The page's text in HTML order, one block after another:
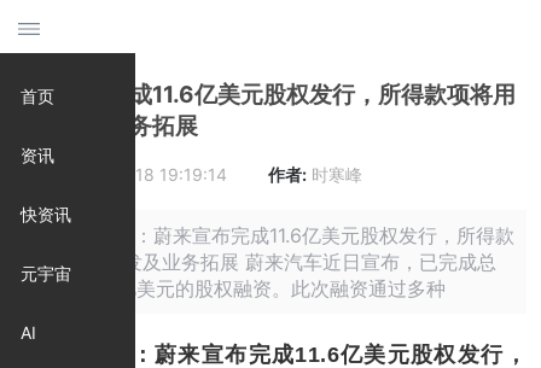
首页
资讯
快资讯
元宇宙
AI
蔚来宣布完成11.6亿美元股权发行，所得款项将用
于研发及业务拓展
2025-09-18 19:19:14 作者: 时寒峰
摘要: 原标题：蔚来宣布完成11.6亿美元股权发行，所得款
项将用于研发及业务拓展 蔚来汽车近日宣布，已完成总
规模达11.6亿美元的股权融资。此次融资通过多种
原标题：蔚来宣布完成11.6亿美元股权发行，